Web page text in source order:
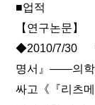
■업적
【연구논문】
◆2010/7/30 「
명서』――의학
싸고《『리츠